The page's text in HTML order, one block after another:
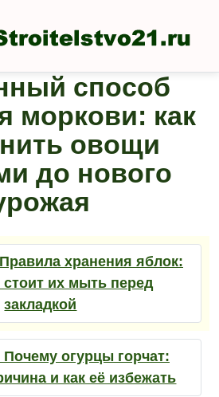
способ
моркови: как
овощи
до нового
Правила хранения яблок:
стоит их мыть перед
закладкой
Почему огурцы горчат:
и как её избежать